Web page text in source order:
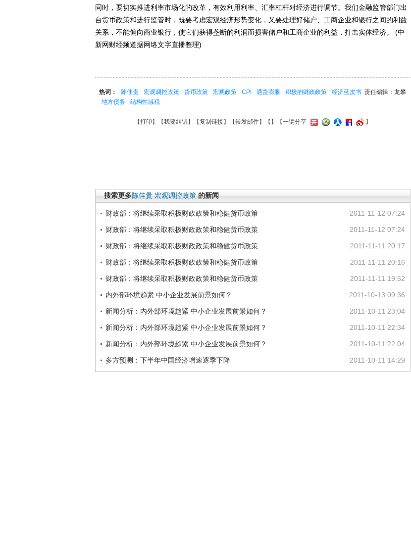
同时，要切实推进利率市场化的改革，有效利用利率、汇率杠杆对经济进行调节。我们金融监管部门出
台货币政策和进行监管时，既要考虑宏观经济形势变化，又要处理好储户、工商企业和银行之间的利益
关系，不能偏向商业银行，使它们获得垄断的利润而损害储户和工商企业的利益，打击实体经济。 (中
新网财经频道据网络文字直播整理)
责任编辑：龙攀
热词： 陈佳贵 宏观调控政策 货币政策 宏观政策 CPI 通货膨胀 积极的财政政策
经济蓝皮书
地方债务
结构性减税
【打印 】【我要纠错】【复制链接】【转发邮件】【 】 【一键分享 】
搜索更多陈佳贵 宏观调控政策 的新闻
2011-11-12 07:24
财政部：将继续采取积极财政政策和稳健货币政策
2011-11-12 07:24
财政部：将继续采取积极财政政策和稳健货币政策
2011-11-11 20:17
财政部：将继续采取积极财政政策和稳健货币政策
2011-11-11 20:16
财政部：将继续采取积极财政政策和稳健货币政策
2011-11-11 19:52
财政部：将继续采取积极财政政策和稳健货币政策
2011-10-13 09:36
内外部环境趋紧 中小企业发展前景如何？
2011-10-11 23:04
新闻分析：内外部环境趋紧 中小企业发展前景如何？
2011-10-11 22:34
新闻分析：内外部环境趋紧 中小企业发展前景如何？
2011-10-11 22:04
新闻分析：内外部环境趋紧 中小企业发展前景如何？
2011-10-11 14:29
多方预测：下半年中国经济增速逐季下降